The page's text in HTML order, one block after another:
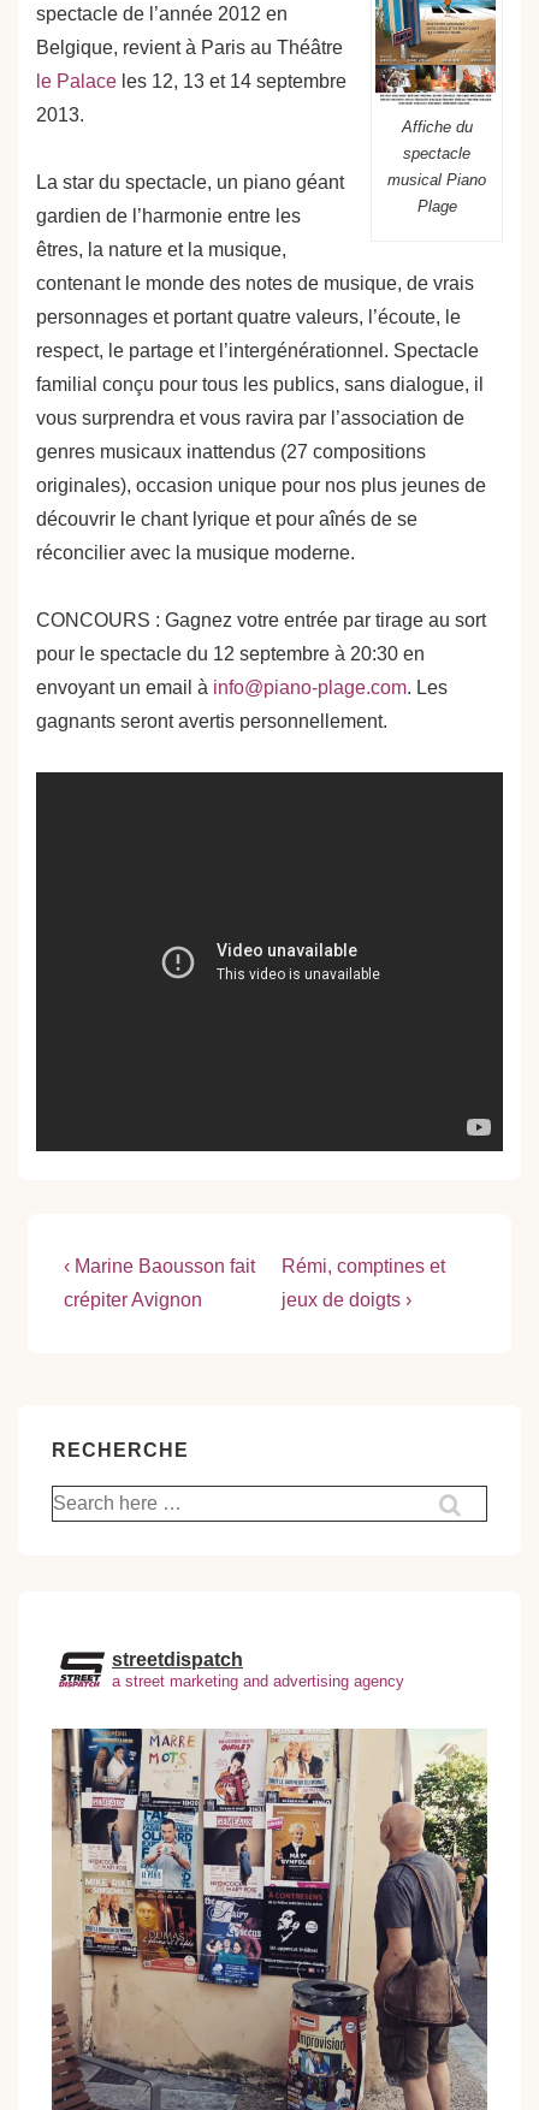
Affiche du
spectacle
musical Piano
Plage
spectacle de l’année 2012 en
Belgique, revient à Paris au Théâtre
le Palace les 12, 13 et 14 septembre
2013.
La star du spectacle, un piano géant
gardien de l’harmonie entre les
êtres, la nature et la musique,
contenant le monde des notes de musique, de vrais
personnages et portant quatre valeurs, l’écoute, le
respect, le partage et l’intergénérationnel. Spectacle
familial conçu pour tous les publics, sans dialogue, il
vous surprendra et vous ravira par l’association de
genres musicaux inattendus (27 compositions
originales), occasion unique pour nos plus jeunes de
découvrir le chant lyrique et pour aînés de se
réconcilier avec la musique moderne.
CONCOURS : Gagnez votre entrée par tirage au sort
pour le spectacle du 12 septembre à 20:30 en
envoyant un email à info@piano-plage.com. Les
gagnants seront avertis personnellement.
Navigation
de
Previous
Post
‹ Marine Baousson fait
crépiter Avignon
Next
Post
Rémi, comptines et
jeux de doigts ›
RECHERCHE
Recherche
pour:
streetdispatch
a street marketing and advertising agency